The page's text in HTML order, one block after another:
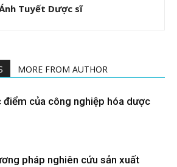
Tuyết Dược sĩ
MORE FROM AUTHOR
điểm của công nghiệp hóa dược
pháp nghiên cứu sản xuất